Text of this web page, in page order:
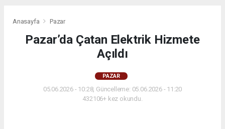
Anasayfa Pazar
Pazar’da Çatan Elektrik Hizmete
Açıldı
PAZAR
05.06.2026 - 10:28, Güncelleme: 05.06.2026 - 11:20
432106+ kez okundu.